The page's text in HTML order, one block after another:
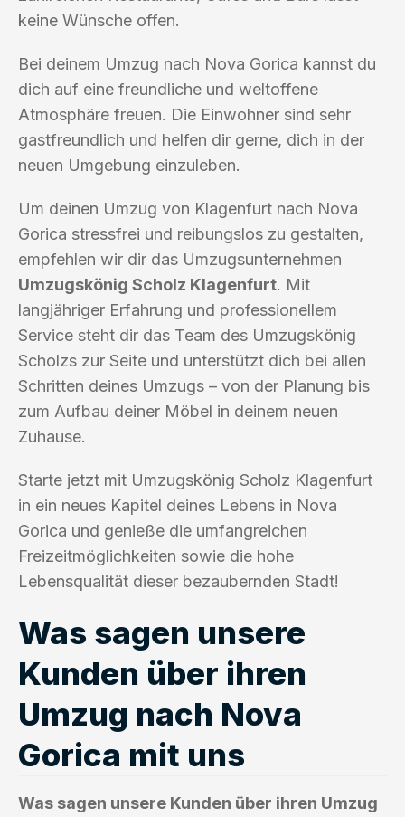
keine Wünsche offen.
Bei deinem Umzug nach Nova Gorica kannst du
dich auf eine freundliche und weltoffene
Atmosphäre freuen. Die Einwohner sind sehr
gastfreundlich und helfen dir gerne, dich in der
neuen Umgebung einzuleben.
Um deinen Umzug von Klagenfurt nach Nova
Gorica stressfrei und reibungslos zu gestalten,
empfehlen wir dir das Umzugsunternehmen
Umzugskönig Scholz Klagenfurt. Mit
langjähriger Erfahrung und professionellem
Service steht dir das Team des Umzugskönig
Scholzs zur Seite und unterstützt dich bei allen
Schritten deines Umzugs – von der Planung bis
zum Aufbau deiner Möbel in deinem neuen
Zuhause.
Starte jetzt mit Umzugskönig Scholz Klagenfurt
in ein neues Kapitel deines Lebens in Nova
Gorica und genieße die umfangreichen
Freizeitmöglichkeiten sowie die hohe
Lebensqualität dieser bezaubernden Stadt!
Was sagen unsere
Kunden über ihren
Umzug nach Nova
Gorica mit uns
Was sagen unsere Kunden über ihren Umzug